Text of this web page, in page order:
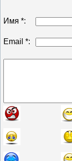
Имя *:
Email *: